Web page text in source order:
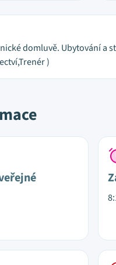
domluvě. Ubytování a
)